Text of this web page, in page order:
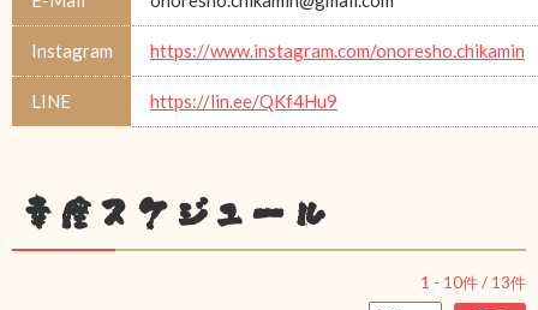
Instagram https://www.instagram.com/onoresho.chikamin
LINE https://lin.ee/QKf4Hu9
幸座スケジュール
1 - 10件 / 13件